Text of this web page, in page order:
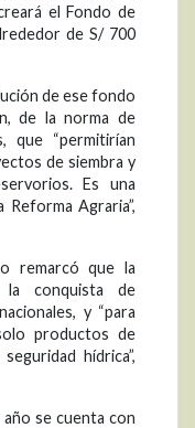
el Fondo de
de S/ 700
de ese fondo
de la norma de
que “permitirían
de siembra y
Es una
Agraria”,
remarcó que la
la conquista de
y “para
productos de
hídrica”,
se cuenta con